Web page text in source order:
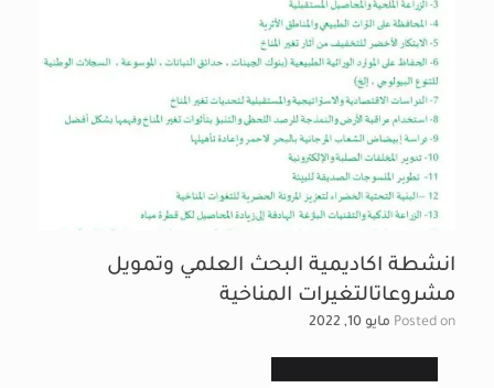
انشطة اكاديمية البحث العلمي وتمويل
مشروعاتالتغيرات المناخية
Posted on مايو 10, 2022